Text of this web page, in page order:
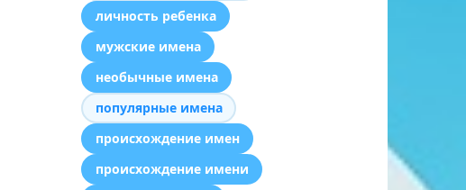
личность ребенка
мужские имена
необычные имена
популярные имена
происхождение имен
происхождение имени